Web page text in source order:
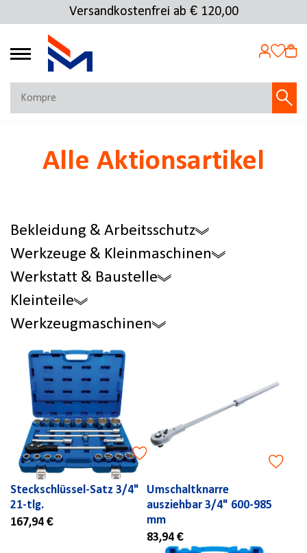
Versandkostenfrei ab € 120,00
Kostenlose Rücksendung
4.72
Jetzt anmelden
Alle Aktionsartikel
Bekleidung & Arbeitsschutz
Werkzeuge & Kleinmaschinen
Werkstatt & Baustelle
Kleinteile
Werkzeugmaschinen
Steckschlüssel-Satz 3/4"
21-tlg.
167,94 €
Umschaltknarre
ausziehbar 3/4" 600-985
mm
83,94 €